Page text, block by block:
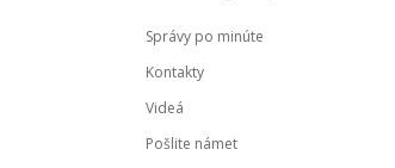
Správy po minúte
Kontakty
Videá
Pošlite námet